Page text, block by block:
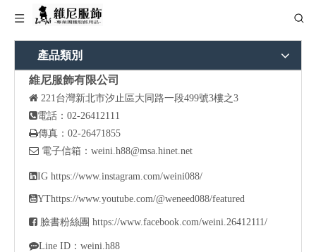
產品類別
維尼服飾有限公司
 221台灣新北市汐止區大同路一段499號3樓之3
電話：02-26412111
傳真：02-26471855
 電子信箱： weini.h88@msa.hinet.net
IG https://www.instagram.com/weini088/
YThttps://www.youtube.com/@weneed088/featured
 臉書粉絲團 https://www.facebook.com/weini.26412111/
Line ID：weini.h88